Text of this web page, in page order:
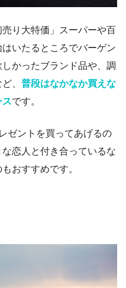
売り大特価」スーパーや百
いたるところでバーゲン
かったブランド品や、調
、 普段はなかなか買えな
スです。
ゼントを買ってあげるの
恋人と付き合っているな
おすすめです。